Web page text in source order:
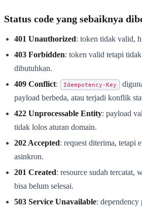
Status code yang sebaiknya
401 Unauthorized: token tidak valid,
403 Forbidden: token valid tetapi
dibutuhkan.
409 Conflict: Idempotency-Key
payload berbeda, atau terjadi konflik
422 Unprocessable Entity: payload
tidak lolos aturan domain.
202 Accepted: request diterima, tetapi
asinkron.
201 Created: resource sudah tercatat,
bisa belum selesai.
503 Service Unavailable: dependency